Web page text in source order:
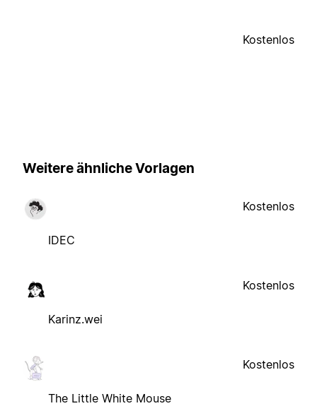
Kostenlos
Weitere ähnliche Vorlagen
IDEC
Kostenlos
Karinz.wei
Kostenlos
The Little White Mouse
Kostenlos